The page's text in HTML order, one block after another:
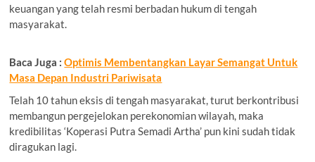
keuangan yang telah resmi berbadan hukum di tengah
masyarakat.
Baca Juga :Optimis Membentangkan Layar Semangat Untuk
Masa Depan Industri Pariwisata
Telah 10 tahun eksis di tengah masyarakat, turut berkontribusi
membangun pergejelokan perekonomian wilayah, maka
kredibilitas ‘Koperasi Putra Semadi Artha’ pun kini sudah tidak
diragukan lagi.